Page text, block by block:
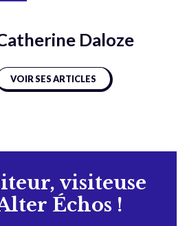
Daloze
VOIR SES ARTICLES
visiteuse
Échos !